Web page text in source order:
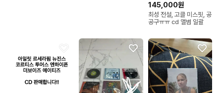
145,000원
최성 전설, 고클 미스핏, 공
공구ㅠㅠ cd 앨범 일괄